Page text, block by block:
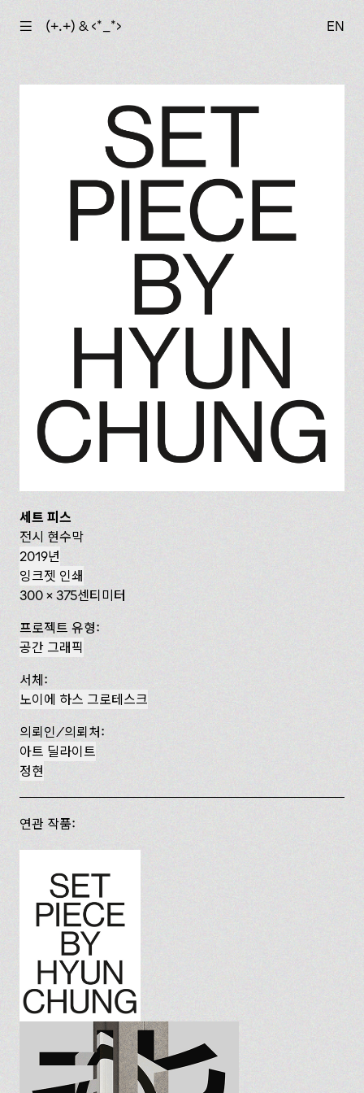
☰ (+.+) & ‹*_*› EN
세트 피스
전시 현수막
2019년
잉크젯 인쇄
300 x 375센티미터
프로젝트 유형:
공간 그래픽
서체:
노이에 하스 그로테스크
의뢰인/의뢰처:
아트 딜라이트
정현
연관 작품: